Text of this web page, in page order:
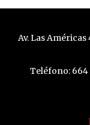
Av. Las Américas
Teléfono: 664